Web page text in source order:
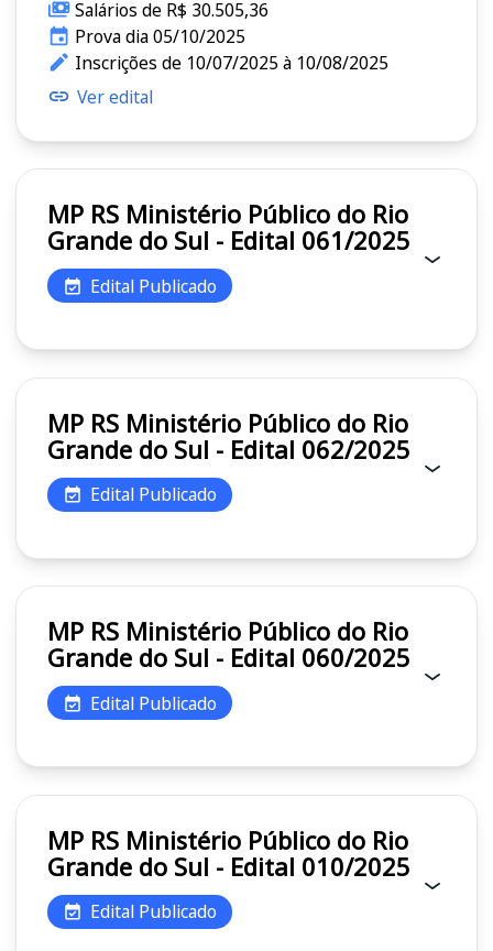
Salários de R$ 30.505,36
Prova dia 05/10/2025
Inscrições de 10/07/2025 à 10/08/2025
Ver edital
MP RS Ministério Público do Rio
Grande do Sul - Edital 061/2025
Edital Publicado
MP RS Ministério Público do Rio
Grande do Sul - Edital 062/2025
Edital Publicado
MP RS Ministério Público do Rio
Grande do Sul - Edital 060/2025
Edital Publicado
MP RS Ministério Público do Rio
Grande do Sul - Edital 010/2025
Edital Publicado